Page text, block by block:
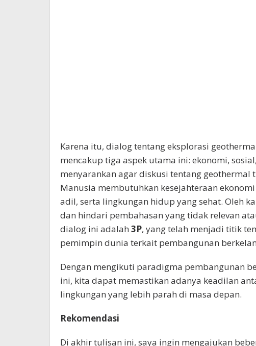
Karena itu, dialog tentang eksplorasi
mencakup tiga aspek utama ini: ekonomi,
menyarankan agar diskusi tentang
Manusia membutuhkan kesejahteraan
adil, serta lingkungan hidup yang sehat. Oleh
dan hindari pembahasan yang tidak relevan
dialog ini adalah 3P, yang telah menjadi titik
pemimpin dunia terkait pembangunan
Dengan mengikuti paradigma pembangunan
ini, kita dapat memastikan adanya keadilan
lingkungan yang lebih parah di masa depan.
Rekomendasi
Di akhir tulisan ini, saya ingin mengajukan